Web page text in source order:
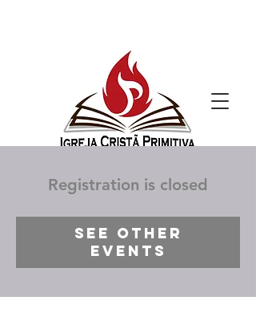
Registration is closed
See other
events